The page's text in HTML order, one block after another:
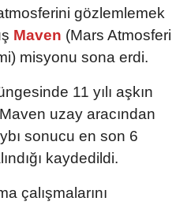
gözlemlemek
Maven (Mars Atmosferi
misyonu sona erdi.
11 yılı aşkın
uzay aracından
sonucu en son 6
kaydedildi.
çalışmalarını